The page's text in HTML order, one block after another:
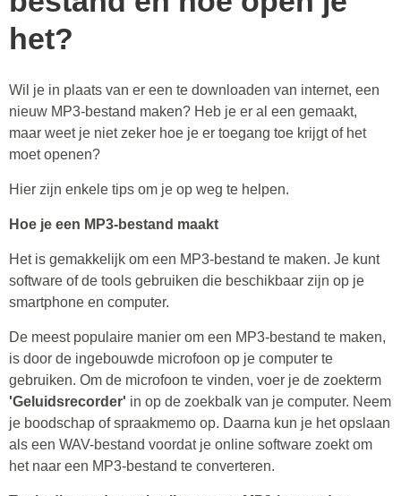
het?
Wil je in plaats van er een te downloaden van internet, een
nieuw MP3-bestand maken? Heb je er al een gemaakt,
maar weet je niet zeker hoe je er toegang toe krijgt of het
moet openen?
Hier zijn enkele tips om je op weg te helpen.
Hoe je een MP3-bestand maakt
Het is gemakkelijk om een ​​MP3-bestand te maken. Je kunt
software of de tools gebruiken die beschikbaar zijn op je
smartphone en computer.
De meest populaire manier om een ​​MP3-bestand te maken,
is door de ingebouwde microfoon op je computer te
gebruiken. Om de microfoon te vinden, voer je de zoekterm
'Geluidsrecorder' in op de zoekbalk van je computer. Neem
je boodschap of spraakmemo op. Daarna kun je het opslaan
als een WAV-bestand voordat je online software zoekt om
het naar een MP3-bestand te converteren.